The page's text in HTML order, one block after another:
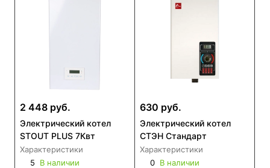
2 448 руб.
Электрический котел
STOUT PLUS 7Квт
Характеристики
5
В наличии
630 руб.
Электрический котел
СТЭН Стандарт
Характеристики
0 В наличии